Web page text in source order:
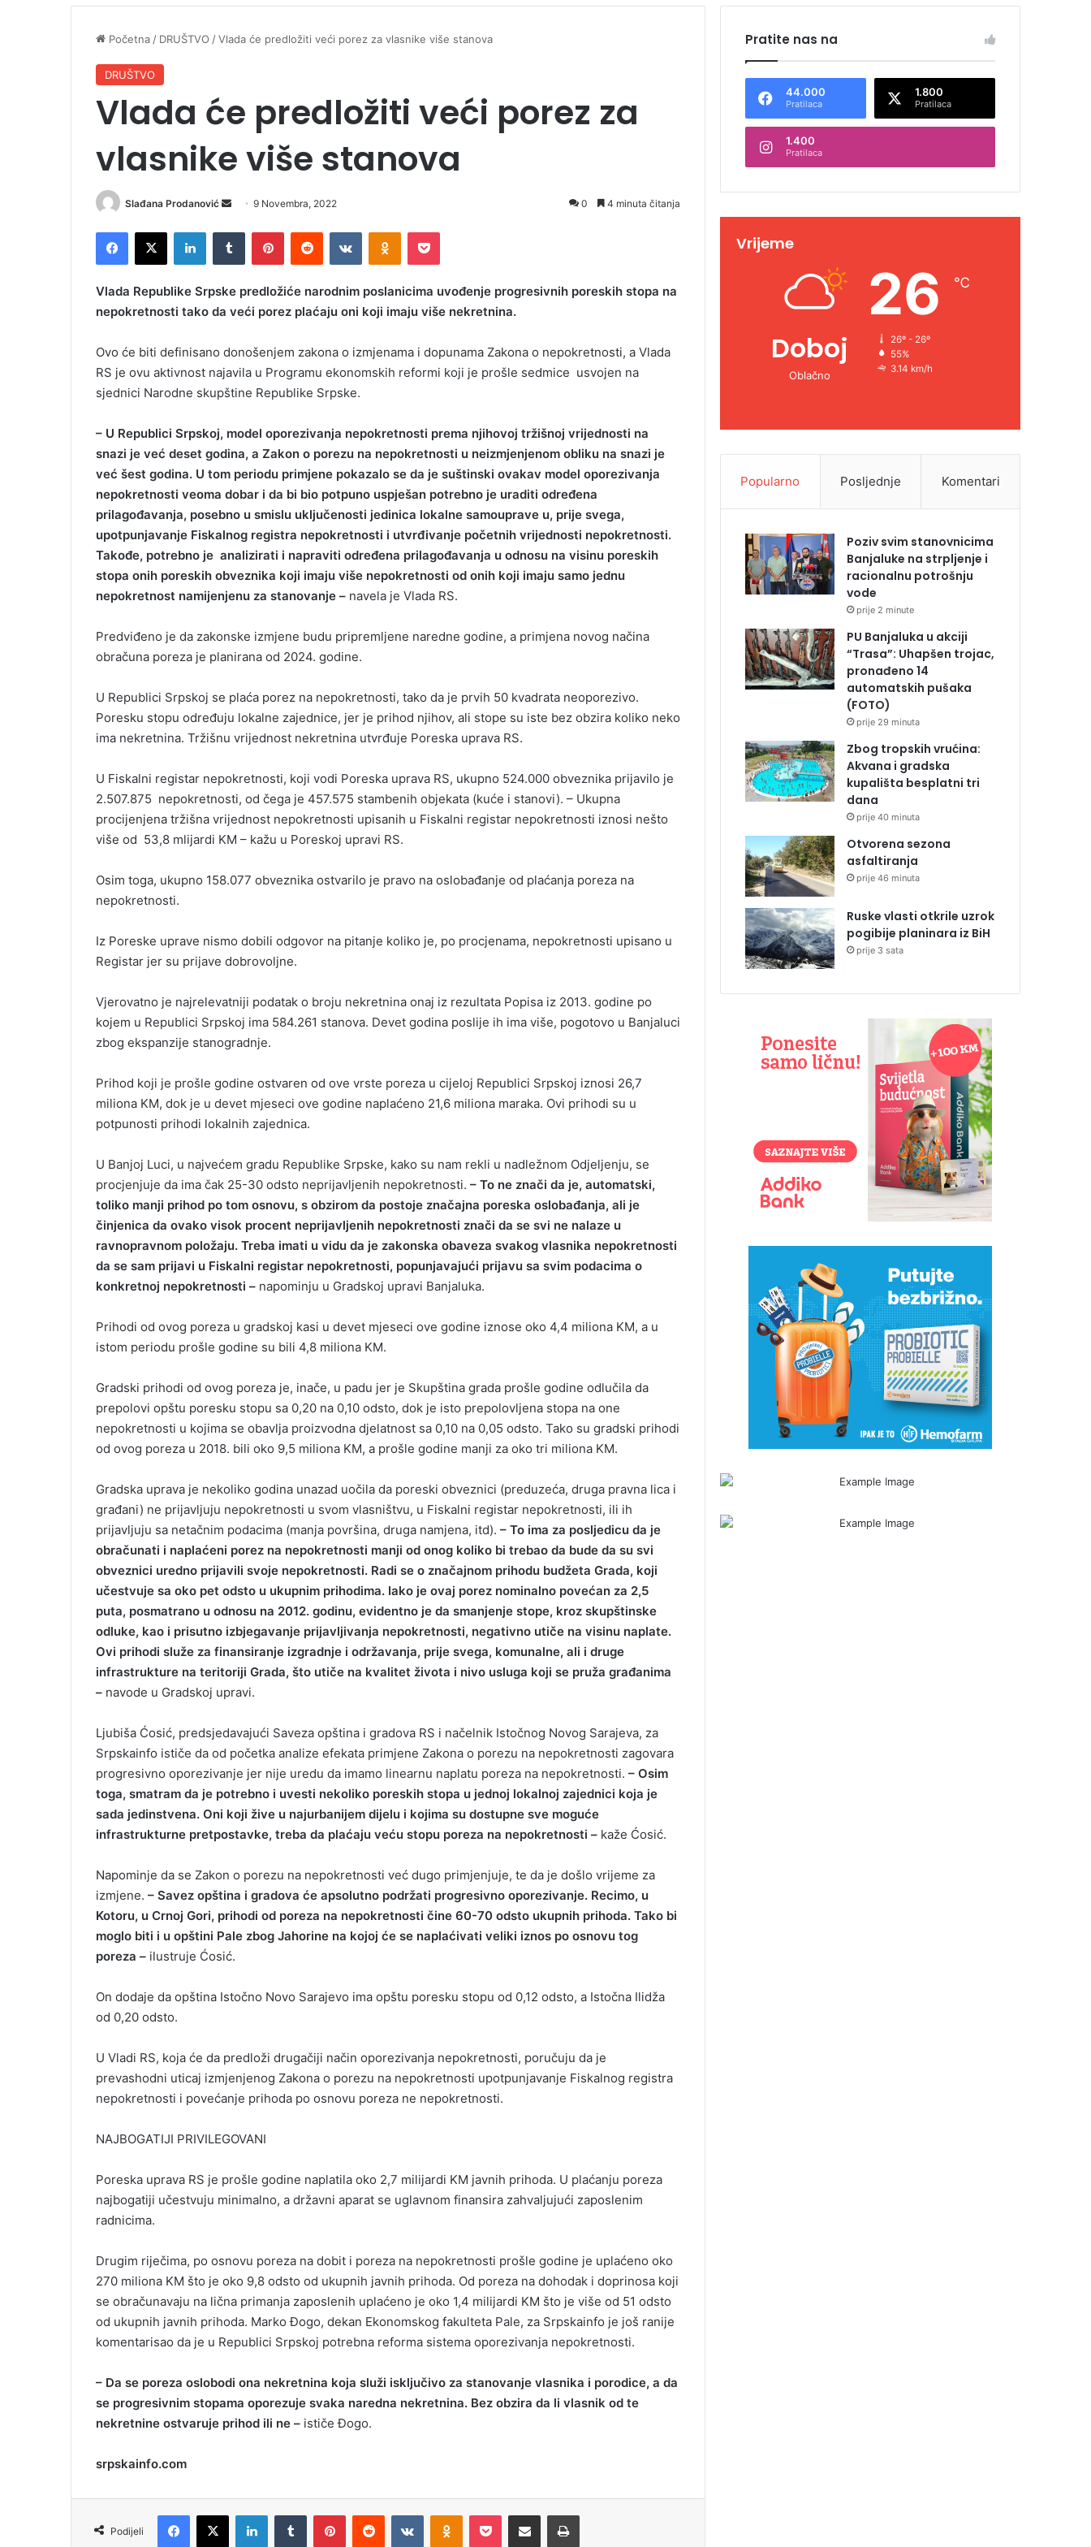
Početna / DRUŠTVO /Vlada će predložiti veći porez za vlasnike više stanova
DRUŠTVO
Vlada će predložiti veći porez za
vlasnike više stanova
Slađana Prodanović
n
d
a
i
l
9 Novembra, 2022 0 4 minuta čitanja
Vlada Republike Srpske predložiće narodnim poslanicima uvođenje progresivnih poreskih stopa na
nepokretnosti tako da veći porez plaćaju oni koji imaju više nekretnina.
Ovo će biti definisano donošenjem zakona o izmjenama i dopunama Zakona o nepokretnosti, a Vlada
RS je ovu aktivnost najavila u Programu ekonomskih reformi koji je prošle sedmice usvojen na
sjednici Narodne skupštine Republike Srpske.
– U Republici Srpskoj, model oporezivanja nepokretnosti prema njihovoj tržišnoj vrijednosti na
snazi je već deset godina, a Zakon o porezu na nepokretnosti u neizmjenjenom obliku na snazi je
već šest godina. U tom periodu primjene pokazalo se da je suštinski ovakav model oporezivanja
nepokretnosti veoma dobar i da bi bio potpuno uspješan potrebno je uraditi određena
prilagođavanja, posebno u smislu uključenosti jedinica lokalne samouprave u, prije svega,
upotpunjavanje Fiskalnog registra nepokretnosti i utvrđivanje početnih vrijednosti nepokretnosti.
Takođe, potrebno je analizirati i napraviti određena prilagođavanja u odnosu na visinu poreskih
stopa onih poreskih obveznika koji imaju više nepokretnosti od onih koji imaju samo jednu
nepokretnost namijenjenu za stanovanje – navela je Vlada RS.
Predviđeno je da zakonske izmjene budu pripremljene naredne godine, a primjena novog načina
obračuna poreza je planirana od 2024. godine.
U Republici Srpskoj se plaća porez na nepokretnosti, tako da je prvih 50 kvadrata neoporezivo.
Poresku stopu određuju lokalne zajednice, jer je prihod njihov, ali stope su iste bez obzira koliko neko
ima nekretnina. Tržišnu vrijednost nekretnina utvrđuje Poreska uprava RS.
U Fiskalni registar nepokretnosti, koji vodi Poreska uprava RS, ukupno 524.000 obveznika prijavilo je
2.507.875 nepokretnosti, od čega je 457.575 stambenih objekata (kuće i stanovi). – Ukupna
procijenjena tržišna vrijednost nepokretnosti upisanih u Fiskalni registar nepokretnosti iznosi nešto
više od 53,8 mlijardi KM – kažu u Poreskoj upravi RS.
Osim toga, ukupno 158.077 obveznika ostvarilo je pravo na oslobađanje od plaćanja poreza na
nepokretnosti.
Iz Poreske uprave nismo dobili odgovor na pitanje koliko je, po procjenama, nepokretnosti upisano u
Registar jer su prijave dobrovoljne.
Vjerovatno je najrelevatniji podatak o broju nekretnina onaj iz rezultata Popisa iz 2013. godine po
kojem u Republici Srpskoj ima 584.261 stanova. Devet godina poslije ih ima više, pogotovo u Banjaluci
zbog ekspanzije stanogradnje.
Prihod koji je prošle godine ostvaren od ove vrste poreza u cijeloj Republici Srpskoj iznosi 26,7
miliona KM, dok je u devet mjeseci ove godine naplaćeno 21,6 miliona maraka. Ovi prihodi su u
potpunosti prihodi lokalnih zajednica.
U Banjoj Luci, u najvećem gradu Republike Srpske, kako su nam rekli u nadležnom Odjeljenju, se
procjenjuje da ima čak 25-30 odsto neprijavljenih nepokretnosti. – To ne znači da je, automatski,
toliko manji prihod po tom osnovu, s obzirom da postoje značajna poreska oslobađanja, ali je
činjenica da ovako visok procent neprijavljenih nepokretnosti znači da se svi ne nalaze u
ravnopravnom položaju. Treba imati u vidu da je zakonska obaveza svakog vlasnika nepokretnosti
da se sam prijavi u Fiskalni registar nepokretnosti, popunjavajući prijavu sa svim podacima o
konkretnoj nepokretnosti – napominju u Gradskoj upravi Banjaluka.
Prihodi od ovog poreza u gradskoj kasi u devet mjeseci ove godine iznose oko 4,4 miliona KM, a u
istom periodu prošle godine su bili 4,8 miliona KM.
Gradski prihodi od ovog poreza je, inače, u padu jer je Skupština grada prošle godine odlučila da
prepolovi opštu poresku stopu sa 0,20 na 0,10 odsto, dok je isto prepolovljena stopa na one
nepokretnosti u kojima se obavlja proizvodna djelatnost sa 0,10 na 0,05 odsto. Tako su gradski prihodi
od ovog poreza u 2018. bili oko 9,5 miliona KM, a prošle godine manji za oko tri miliona KM.
Gradska uprava je nekoliko godina unazad uočila da poreski obveznici (preduzeća, druga pravna lica i
građani) ne prijavljuju nepokretnosti u svom vlasništvu, u Fiskalni registar nepokretnosti, ili ih
prijavljuju sa netačnim podacima (manja površina, druga namjena, itd). – To ima za posljedicu da je
obračunati i naplaćeni porez na nepokretnosti manji od onog koliko bi trebao da bude da su svi
obveznici uredno prijavili svoje nepokretnosti. Radi se o značajnom prihodu budžeta Grada, koji
učestvuje sa oko pet odsto u ukupnim prihodima. Iako je ovaj porez nominalno povećan za 2,5
puta, posmatrano u odnosu na 2012. godinu, evidentno je da smanjenje stope, kroz skupštinske
odluke, kao i prisutno izbjegavanje prijavljivanja nepokretnosti, negativno utiče na visinu naplate.
Ovi prihodi služe za finansiranje izgradnje i održavanja, prije svega, komunalne, ali i druge
infrastrukture na teritoriji Grada, što utiče na kvalitet života i nivo usluga koji se pruža građanima
– navode u Gradskoj upravi.
Ljubiša Ćosić, predsjedavajući Saveza opština i gradova RS i načelnik Istočnog Novog Sarajeva, za
Srpskainfo ističe da od početka analize efekata primjene Zakona o porezu na nepokretnosti zagovara
progresivno oporezivanje jer nije uredu da imamo linearnu naplatu poreza na nepokretnosti. – Osim
toga, smatram da je potrebno i uvesti nekoliko poreskih stopa u jednoj lokalnoj zajednici koja je
sada jedinstvena. Oni koji žive u najurbanijem dijelu i kojima su dostupne sve moguće
infrastrukturne pretpostavke, treba da plaćaju veću stopu poreza na nepokretnosti – kaže Ćosić.
Napominje da se Zakon o porezu na nepokretnosti već dugo primjenjuje, te da je došlo vrijeme za
izmjene. – Savez opština i gradova će apsolutno podržati progresivno oporezivanje. Recimo, u
Kotoru, u Crnoj Gori, prihodi od poreza na nepokretnosti čine 60-70 odsto ukupnih prihoda. Tako bi
moglo biti i u opštini Pale zbog Jahorine na kojoj će se naplaćivati veliki iznos po osnovu tog
poreza – ilustruje Ćosić.
On dodaje da opština Istočno Novo Sarajevo ima opštu poresku stopu od 0,12 odsto, a Istočna Ilidža
od 0,20 odsto.
U Vladi RS, koja će da predloži drugačiji način oporezivanja nepokretnosti, poručuju da je
prevashodni uticaj izmjenjenog Zakona o porezu na nepokretnosti upotpunjavanje Fiskalnog registra
nepokretnosti i povećanje prihoda po osnovu poreza ne nepokretnosti.
NAJBOGATIJI PRIVILEGOVANI
Poreska uprava RS je prošle godine naplatila oko 2,7 milijardi KM javnih prihoda. U plaćanju poreza
najbogatiji učestvuju minimalno, a državni aparat se uglavnom finansira zahvaljujući zaposlenim
radnicima.
Drugim riječima, po osnovu poreza na dobit i poreza na nepokretnosti prošle godine je uplaćeno oko
270 miliona KM što je oko 9,8 odsto od ukupnih javnih prihoda. Od poreza na dohodak i doprinosa koji
se obračunavaju na lična primanja zaposlenih uplaćeno je oko 1,4 milijardi KM što je više od 51 odsto
od ukupnih javnih prihoda. Marko Đogo, dekan Ekonomskog fakulteta Pale, za Srpskainfo je još ranije
komentarisao da je u Republici Srpskoj potrebna reforma sistema oporezivanja nepokretnosti.
– Da se poreza oslobodi ona nekretnina koja služi isključivo za stanovanje vlasnika i porodice, a da
se progresivnim stopama oporezuje svaka naredna nekretnina. Bez obzira da li vlasnik od te
nekretnine ostvaruje prihod ili ne – ističe Đogo.
srpskainfo.com
Podijeli
Pratite nas na
44.000
Pratilaca
1.800
Pratilaca
1.400
Pratilaca
Vrijeme
Doboj
Oblačno
26 ℃
26º - 26º
55%
3.14 km/h
Popularno Posljednje Komentari
Poziv svim stanovnicima
Banjaluke na strpljenje i
racionalnu potrošnju
vode
prije 2 minute
PU Banjaluka u akciji
“Trasa”: Uhapšen trojac,
pronađeno 14
automatskih pušaka
(FOTO)
prije 29 minuta
Zbog tropskih vrućina:
Akvana i gradska
kupališta besplatni tri
dana
prije 40 minuta
Otvorena sezona
asfaltiranja
prije 46 minuta
Ruske vlasti otkrile uzrok
pogibije planinara iz BiH
prije 3 sata